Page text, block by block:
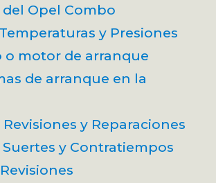
Opel Combo
y Presiones
o motor de arranque
de arranque en la
Revisiones y Reparaciones
Suertes y Contratiempos